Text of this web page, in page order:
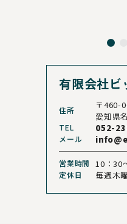
有限会社ビ
住所
〒460-
愛知県
TEL 052-
メール
営業時間 10：30
定休日 毎週木